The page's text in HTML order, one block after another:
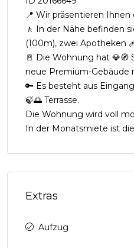
📍 Wir präsentieren
🚶 In der Nähe befinden
(100m), zwei Apotheken
🚪 Die Wohnung hat
neue Premium-Gebäude
🔑 Es besteht aus
🍃🌅 Terrasse.
Die Wohnung wird voll
In der Monatsmiete ist
Extras
Aufzug